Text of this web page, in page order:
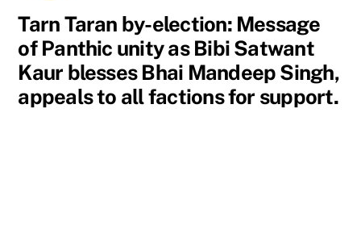
Tarn Taran by-election: Message
of Panthic unity as Bibi Satwant
Kaur blesses Bhai Mandeep Singh,
appeals to all factions for support.